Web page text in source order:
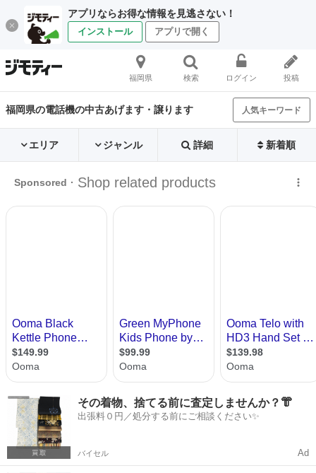
アプリならお得な情報を見逃さない！
インストール アプリで開く
福岡県 検索 ログイン 投稿
福岡県の電話機の中古あげます・譲ります 人気キーワード
エリア ジャンル 詳細 新着順
その着物、捨てる前に査定しませんか？👘
出張料０円／処分する前にご相談ください✨
バイセル Ad